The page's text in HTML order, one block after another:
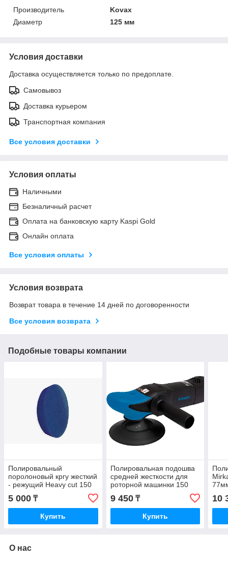
Производитель
Kovax
Диаметр
125 мм
Условия доставки
Доставка осуществляется только по предоплате.
Самовывоз
Доставка курьером
Транспортная компания
Все условия доставки
Условия оплаты
Наличными
Безналичный расчет
Оплата на банковскую карту Kaspi Gold
Онлайн оплата
Все условия оплаты
Условия возврата
Возврат товара в течение 14 дней по договоренности
Все условия возврата
Подобные товары компании
Полировальный
поролоновый кргу жесткий
- режущий Heavy cut 150
мм синий Kovax
5 000 ₸
Купить
Полировальная подошва
средней жесткости для
роторной машинки 150
мм (M14) Kovax
9 450₸
Купить
10
О нас